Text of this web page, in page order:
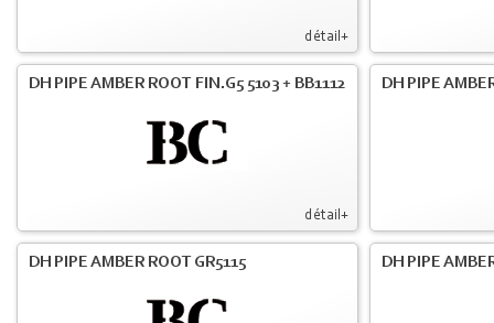
détail+
détail+
DH PIPE AMBER ROOT FIN.G5 5103 + BB1112 DH PIPE
DH PIPE AMBER ROOT GR5115 DH PIPE